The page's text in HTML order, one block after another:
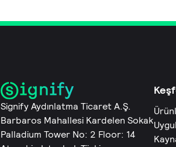
Signify Aydınlatma Ticaret A.Ş.
Barbaros Mahallesi Kardelen Sokak
Palladium Tower No: 2 Floor: 14